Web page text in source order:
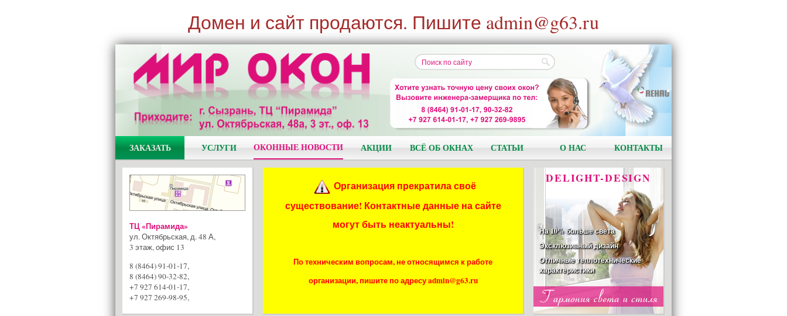
Домен и сайт продаются. Пишите admin@g63.ru
ЗАКАЗАТЬ УСЛУГИ ОКОННЫЕ НОВОСТИ АКЦИИ ВСЁ ОБ ОКНАХ СТАТЬИ О НАС КОНТАКТЫ
ТЦ «Пирамида»
ул. Октябрьская, д. 48 А,
3 этаж, офис 13
8 (8464) 91-01-17,
8 (8464) 90-32-82,
+7 927 614-01-17,
+7 927 269-98-95,
Организация прекратила своё
существование! Контактные данные на сайте
могут быть неактуальны!
По техническим вопросам, не относящимся к работе
организации, пишите по адресу admin@g63.ru
АКЦИЯ!
Установи окно и получи
в подарок подарочный
сертификат на сумму
1000 рублей!
DELIGHT-DESIGN
На 10% больше света
Эксклюзивный дизайн
Отличные теплотехнические
характеристики